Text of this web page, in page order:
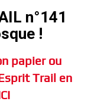
n°141
!
papier ou
Trail en